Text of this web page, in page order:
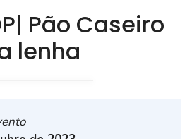
Pão Caseiro
lenha